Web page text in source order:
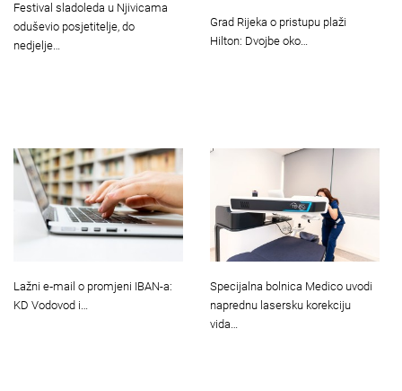
Festival sladoleda u Njivicama
oduševio posjetitelje, do
nedjelje…
Grad Rijeka o pristupu plaži
Hilton: Dvojbe oko…
Lažni e‑mail o promjeni IBAN-a:
KD Vodovod i…
Specijalna bolnica Medico uvodi
naprednu lasersku korekciju
vida…